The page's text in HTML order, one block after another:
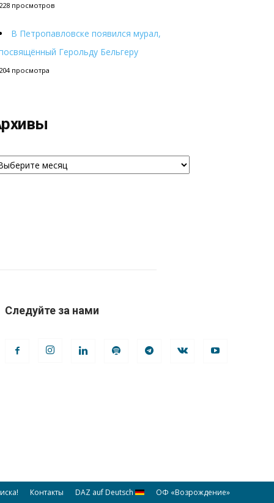
просмотров
В Петропавловске появился мурал,
Герольду Бельгеру
просмотра
Следуйте за нами
Контакты DAZ auf Deutsch ОФ «Возрождение»